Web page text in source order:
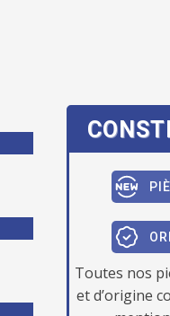
Toutes nos
et d’origine